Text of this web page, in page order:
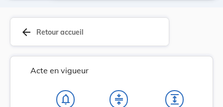
arrow_back Retour accueil
Acte en vigueur
notifications_none compress expand